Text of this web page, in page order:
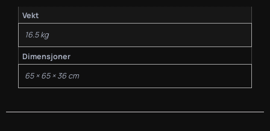
Vekt
16.5 kg
Dimensjoner
65 × 65 × 36 cm